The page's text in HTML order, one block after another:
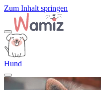
Zum Inhalt springen
Hund